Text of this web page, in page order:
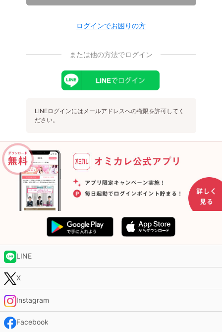
ログインでお困りの方
または他の方法でログイン
LINEログインにはメールアドレスへの権限を許可してく
ださい。
LINE
X
Instagram
Facebook